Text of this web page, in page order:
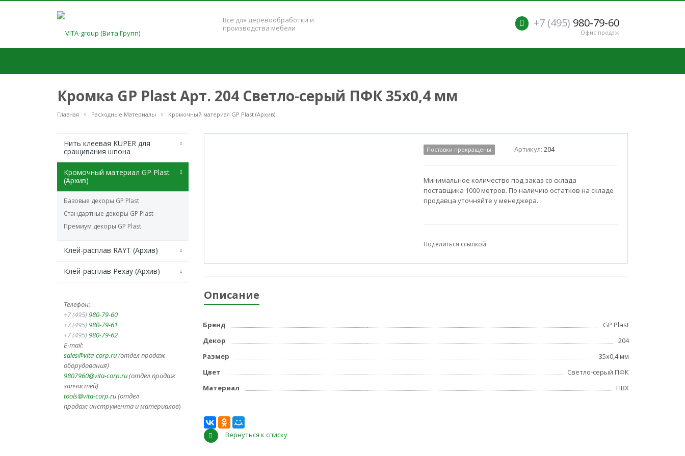
Всё для деревообработки и
производства мебели
+7 (495) 980-79-60
Офис продаж
Кромка GP Plast Арт. 204 Светло-серый ПФК 35x0,4 мм
Главная Расходные Материалы Кромочный материал GP Plast (Архив)
Нить клеевая KUPER для
сращивания шпона
Кромочный материал GP Plast
(Архив)
Базовые декоры GP Plast
Стандартные декоры GP Plast
Премиум декоры GP Plast
Клей-расплав RAYT (Архив)
Клей-расплав Рехау (Архив)
Телефон:
+7 (495) 980-79-60
+7 (495) 980-79-61
+7 (495) 980-79-62
E-mail:
sales@vita-corp.ru(отдел продаж
оборудования)
9807960@vita-corp.ru(отдел продаж
запчастей)
tools@vita-corp.ru(отдел
продаж инструмента иматериалов)
Поставки прекращены Артикул: 204
Минимальное количество под заказ со склада
поставщика 1000 метров. По наличию остатков на складе
продавца уточняйте у менеджера.
Поделиться ссылкой:
Описание
Бренд
GP Plast
Декор
204
Размер
35x0,4 мм
Цвет
Светло-серый ПФК
Материал
ПВХ
Вернуться к списку